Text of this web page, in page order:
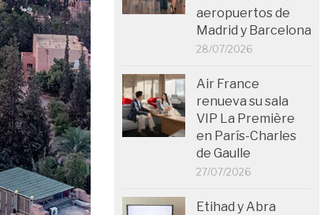
aeropuertos de
Madrid y Barcelona
28/07/2026
Air France
renueva su sala
VIP La Première
en París-Charles
de Gaulle
27/07/2026
Etihad y Abra